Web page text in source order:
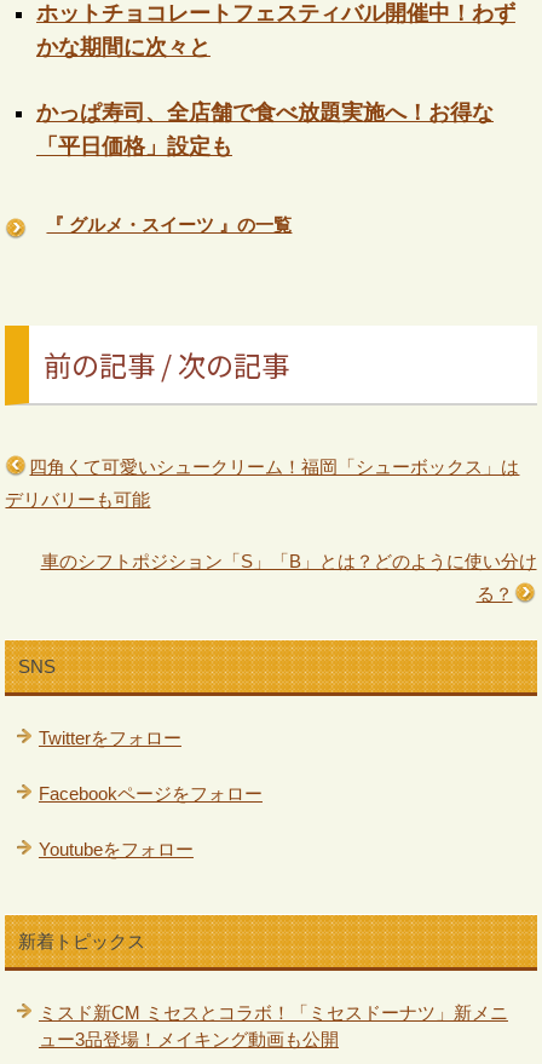
ホットチョコレートフェスティバル開催中！わず
かな期間に次々と
かっぱ寿司、全店舗で食べ放題実施へ！お得な
「平日価格」設定も
『 グルメ・スイーツ 』の一覧
前の記事 / 次の記事
四角くて可愛いシュークリーム！福岡「シューボックス」は
デリバリーも可能
車のシフトポジション「S」「B」とは？どのように使い分け
る？
SNS
Twitterをフォロー
Facebookページをフォロー
Youtubeをフォロー
新着トピックス
ミスド新CM ミセスとコラボ！「ミセスドーナツ」新メニ
ュー3品登場！メイキング動画も公開